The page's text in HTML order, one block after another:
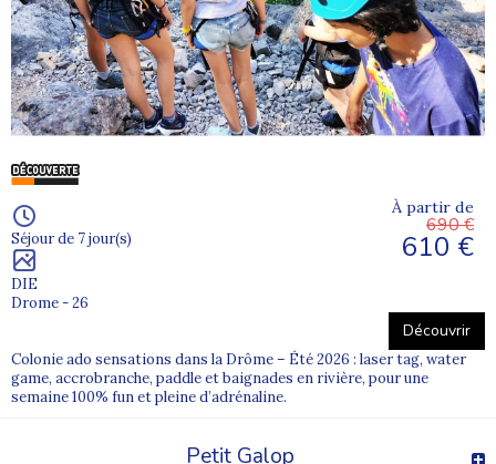
Séjour de 7 jour(s)
DIE
Drome - 26
À partir de
690 €
610 €
Découvrir
Colonie ado sensations dans la Drôme – Été 2026 : laser tag, water
game, accrobranche, paddle et baignades en rivière, pour une
semaine 100% fun et pleine d’adrénaline.
Petit Galop